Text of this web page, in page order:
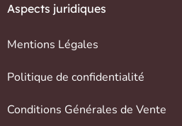
Aspects juridiques
Mentions Légales
Politique de confidentialité
Conditions Générales de Vente